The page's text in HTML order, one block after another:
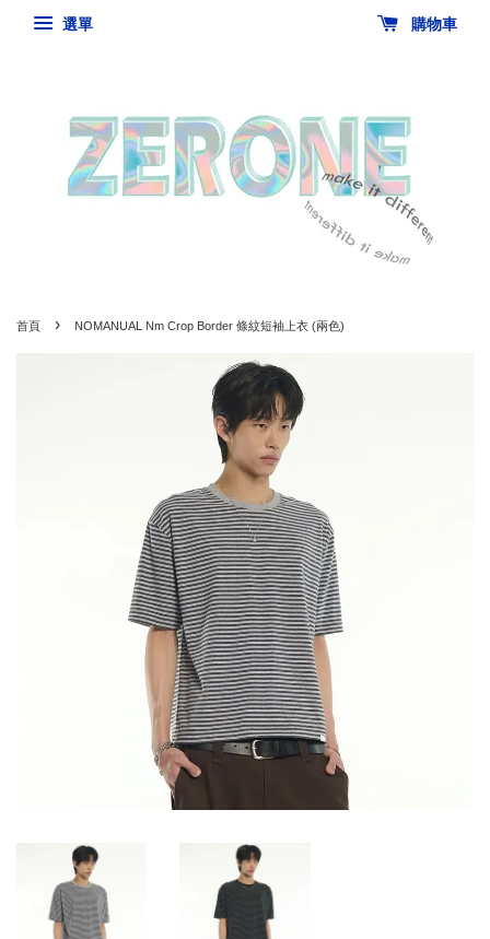
選單 購物車
首頁 › NOMANUAL Nm Crop Border 條紋短袖上衣 (兩色)